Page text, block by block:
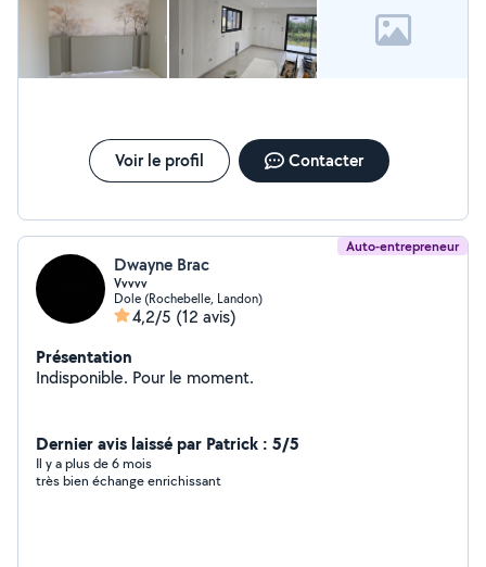
Voir le profil Contacter
Auto-entrepreneur
Dwayne Brac
Vvvvv
Dole (Rochebelle, Landon)
4,2/5 (12 avis)
Présentation
Indisponible. Pour le moment.
Dernier avis laissé par Patrick : 5/5
Il y a plus de 6 mois
très bien échange enrichissant